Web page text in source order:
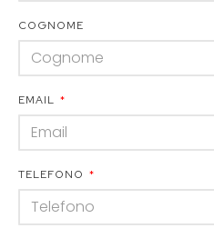
COGNOME
EMAIL
TELEFONO